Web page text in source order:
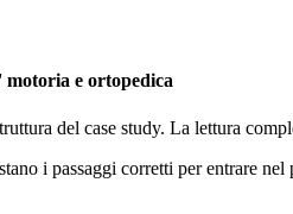
e ortopedica
del case study. La lettura
i passaggi corretti per entrare nel